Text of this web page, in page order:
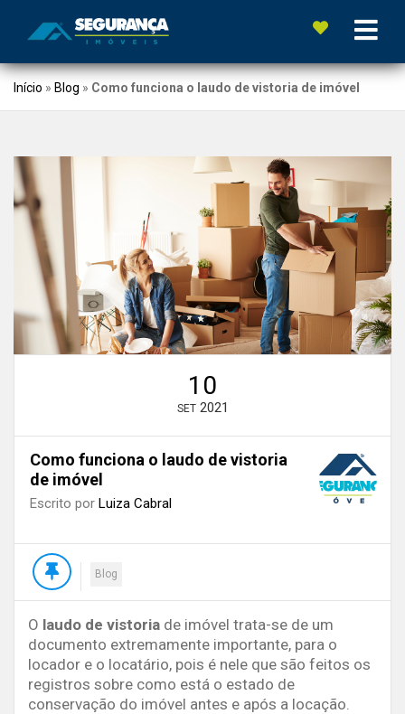
Início » Blog » Como funciona o laudo de vistoria de imóvel
10
SET 2021
Como funciona o laudo de vistoria
de imóvel
Escrito por Luiza Cabral
Blog
O laudo de vistoria de imóvel trata-se de um
documento extremamente importante, para o
locador e o locatário, pois é nele que são feitos os
registros sobre como está o estado de
conservação do imóvel antes e após a locação.